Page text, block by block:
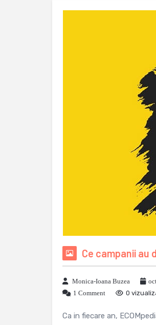
Ce campanii au
Monica-Ioana Buzea
1 Comment
0
Ca in fiecare an,